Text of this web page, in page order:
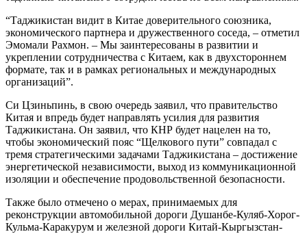
“Таджикистан видит в Китае доверительного союзника,
экономического партнера и дружественного соседа, – отметил
Эмомали Рахмон. – Мы заинтересованы в развитии и
укреплении сотрудничества с Китаем, как в двухстороннем
формате, так и в рамках региональных и международных
организаций”.
Си Цзиньпинь, в свою очередь заявил, что правительство
Китая и впредь будет направлять усилия для развития
Таджикистана. Он заявил, что КНР будет нацелен на то,
чтобы экономический пояс “Щелкового пути” совпадал с
тремя стратегическими задачами Таджикистана – достижение
энергетической независимости, выход из коммуникационной
изоляции и обеспечение продовольственной безопасности.
Также было отмечено о мерах, принимаемых для
реконструкции автомобильной дороги Душанбе-Куляб-Хорог-
Кульма-Каракурум и железной дороги Китай-Кыргызстан-